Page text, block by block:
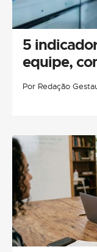
5
equipe,
Por Redação